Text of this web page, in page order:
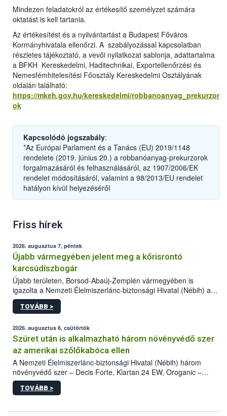
Mindezen feladatokról az értékesítő személyzet számára
oktatást is kell tartania.
Az értékesítést és a nyilvántartást a Budapest Főváros
Kormányhivatala ellenőrzi. A szabályozással kapcsolatban
részletes tájékoztató, a vevői nyilatkozat sablonja, adattartalma
a BFKH Kereskedelmi, Haditechnikai, Exportellenőrzési és
Nemesfémhitelesítési Főosztály Kereskedelmi Osztályának
oldalán található:
https://mkeh.gov.hu/kereskedelmi/robbanoanyag_prekurzor
ok
Kapcsolódó jogszabály:
*Az Európai Parlament és a Tanács (EU) 2019/1148
rendelete (2019. június 20.) a robbanóanyag-prekurzorok
forgalmazásáról és felhasználásáról, az 1907/2006/EK
rendelet módosításáról, valamint a 98/2013/EU rendelet
hatályon kívül helyezéséről
Friss hírek
2026. augusztus 7, péntek
Újabb vármegyében jelent meg a kőrisrontó
karcsúdíszbogár
Újabb területen, Borsod-Abaúj-Zemplén vármegyében is
igazolta a Nemzeti Élelmiszerlánc-biztonsági Hivatal (Nébih) a
kőrisrontó karcsúdíszbogár (Agrilus planipennis) jelenlétét. A
kártevőt nem csak színcsapdában találták meg, de már fertőzött
az intenzív felderítést, emellett az intézkedéseket a szlovák
hatósággal is összehangolják a terjedés megállítása érdekében.
TOVÁBB >
2026. augusztus 6, csütörtök
Szüret után is alkalmazható három növényvédő szer
az amerikai szőlőkabóca ellen
A Nemzeti Élelmiszerlánc-biztonsági Hivatal (Nébih) három
növényvédő szer – Decis Forte, Klartan 24 EW, Oroganic –
engedélyokiratát módosította, így azok a szüretet követően,
egészen a vesszőérettség (BBCH 91) stádiumáig
érésű szőlőkben is legyen lehetőség a károsító elleni további
TOVÁBB >